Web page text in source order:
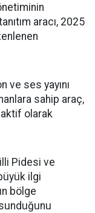
aracı, 2025
ve ses yayını
sahip araç,
aktif olarak
Pidesi ve
ilgi
bölge